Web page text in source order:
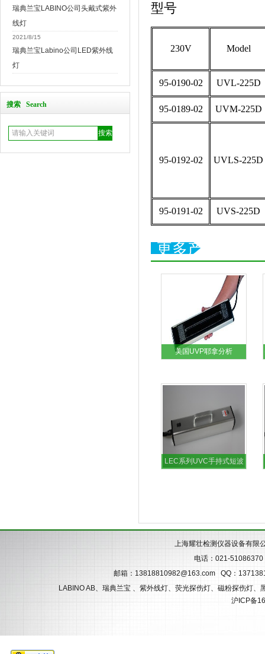
瑞典兰宝LABINO公司头戴式紫外
线灯
2021/8/15
瑞典兰宝Labino公司LED紫外线
灯
搜索 Search
型号
230V Model
95-0190-02 UVL-225D
95-0189-02 UVM-225D
95-0192-02 UVLS-225D
95-0191-02 UVS-225D
更多产品
美国UVP耶拿分析
LEC系列UVC手持式短波
上海耀壮检测仪器设备有限
电话：021-
邮箱： 13818810982@163.com QQ：
LABINO AB、瑞典兰宝 、紫外线灯、荧光探伤灯、磁粉探伤灯
沪ICP备